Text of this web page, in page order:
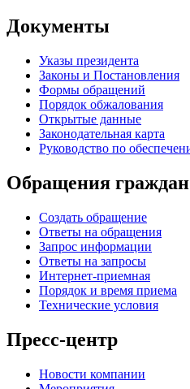
Документы
Указы президента
Законы и Постановления
Формы обращений
Порядок обжалования
Открытые данные
Законодательная карта
Руководство по
Обращения граждан
Создать обращение
Ответы на обращения
Запрос информации
Ответы на запросы
Интернет-приемная
Порядок и время приема
Технические условия
Пресс-центр
Новости компании